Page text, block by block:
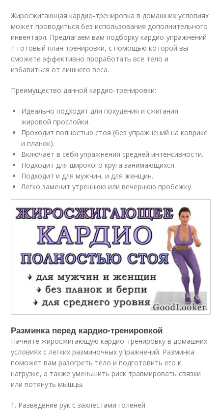
Жиросжигающая кардио-тренировка в домашних условиях
может проводиться без использования дополнительного
инвентаря. Предлагаем вам подборку кардио-упражнений
+ готовый план тренировки, с помощью которой вы
сможете эффективно проработать все тело и
избавиться от лишнего веса.
Преимущество данной кардио-тренировки:
Идеально подходит для похудения и сжигания
жировой прослойки.
Проходит полностью стоя (без упражнений на коврике
и планок).
Включает в себя упражнения средней интенсивности.
Подходит для широкого круга занимающихся.
Подходит и для мужчин, и для женщин.
Легко заменит утреннюю или вечернюю пробежку.
Разминка перед кардио-тренировкой
Начните жиросжигающую кардио-тренировку в домашних
условиях с легких разминочных упражнений. Разминка
поможет вам разогреть тело и подготовить его к
нагрузке, а также уменьшить риск травмировать связки
или потянуть мышцы.
1. Разведение рук с захлестами голеней